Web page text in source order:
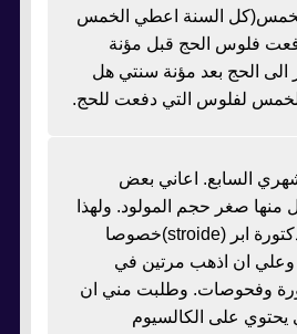
السنة اعطي الخمس
فلوس الحج قبل مؤنة
الحج بعد مؤنة سنتي هل
لفلوس التي دفعت للحج.
السابع. اعاني بعض
منها صغر حجم المولود. ولهذا
السبب اعطتني الدكتورة ابر (stroide)خصوصا
وعلي ان اذهب مرتين في
وفحوصات. وطلبت مني ان
يحتوي على الكالسيوم